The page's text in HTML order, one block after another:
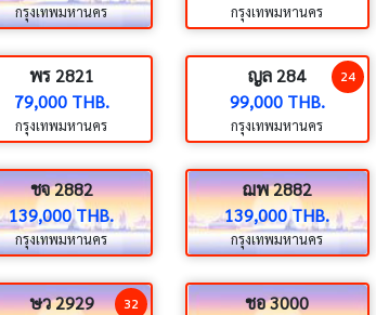
กรุงเทพมหานคร กรุงเทพมหานคร
พร 2821
79,000 THB.
กรุงเทพมหานคร
ญล 284
99,000 THB.
กรุงเทพมหานคร
24
ชจ 2882
139,000 THB.
กรุงเทพมหานคร
ฌพ 2882
139,000 THB.
กรุงเทพมหานคร
ษว 2929
32
ชอ 3000